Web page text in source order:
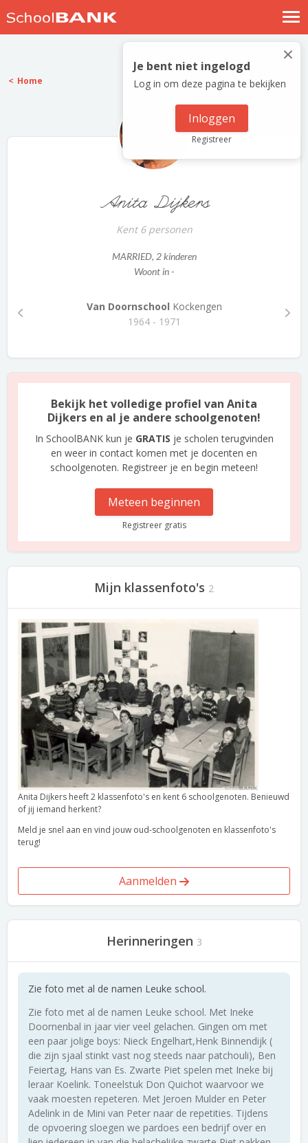
Nostalgische verhalen
Log in
Meld je gratis aan
×
Je bent niet ingelogd
Log in om deze pagina te bekijken
Inloggen
Registreer
Home
Anita Dijkers
Kent 6 personen
MARRIED, 2 kinderen
Woont in -
Van Doornschool Kockengen
1964 - 1971
Bekijk het volledige profiel van Anita
Dijkers en al je andere schoolgenoten!
In SchoolBANK kun je GRATIS je scholen terugvinden
en weer in contact komen met je docenten en
schoolgenoten. Registreer je en begin meteen!
Meteen beginnen
Registreer gratis
Mijn klassenfoto's 2
Anita Dijkers heeft 2 klassenfoto's en kent 6 schoolgenoten. Benieuwd
of jij iemand herkent?
Meld je snel aan en vind jouw oud-schoolgenoten en klassenfoto's
terug!
Aanmelden
Herinneringen 3
Zie foto met al de namen Leuke school.
Zie foto met al de namen Leuke school. Met Ineke
Doornenbal in jaar vier veel gelachen. Gingen om met
een paar jolige boys: Nieck Engelhart,Henk Binnendijk (
die zijn sjaal stinkt vast nog steeds naar patchouli), Ben
Feiertag, Hans van Es. Zwarte Piet spelen met Ineke bij
leraar Koelink. Toneelstuk Don Quichot waarvoor we
vaak moesten repeteren. Met Jeroen Mulder en Peter
Adelink in de Mini van Peter naar de repetities. Tijdens
de opvoering sloegen we pardoes een bedrijf over en